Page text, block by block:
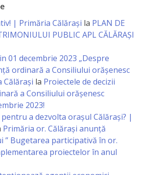
| Primăria Călărași la PLAN DE
PUBLIC APL CĂLĂRAȘI
01 decembrie 2023 „Despre
ordinară a Consiliului orășenesc
Călărași la Proiectele de decizii
a Consiliului orășenesc
2023!
a dezvolta orașul Călărași? |
Primăria or. Călărași anunță
” Bugetarea participativă în or.
proiectelor în anul